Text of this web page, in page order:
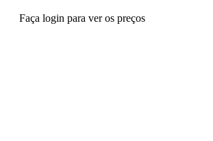
Faça login para ver os preços